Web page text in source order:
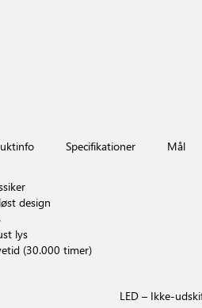
winner
Specifikationer Mål
design
lys
(30.000 timer)
LED – Ikke-